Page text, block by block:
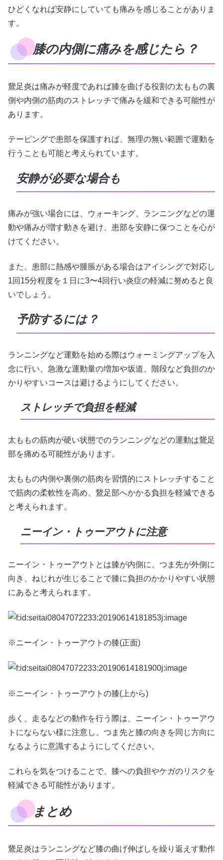
ひどくなれば安静にしていても痛みを感じることがありま
す。
膝の内側に痛みを感じたら？
鵞足炎は痛みが軽度であれば膝を曲げる役割の太ももの裏
側や内側の筋肉のストレッチで痛みを緩和できる可能性が
あります。
テーピングで患部を保護すれば、無理の無い範囲で運動を
行うことも可能と考えられています。
安静が必要な場合も
痛みが強い場合には、ウォーキング、ランニングなどの運
動や痛みが増す動きを避け、患部を安静に保つことを心が
けてください。
また、患部に熱感や腫脹がある場合はアイシングで対応し
1回15分程度を１日に3〜4回行い炎症の軽減に努めると良
いでしょう。
予防するには？
ランニングなど運動を始める際はウォーミングアップを入
念に行い、急激な運動量の増加や坂道、階段など負担のか
かりやすいコースは避けるようにしてください。
ストレッチで負担を軽減
太ももの筋肉が硬い状態でのランニングなどの運動は鵞足
部を痛める可能性があります。
太ももの内側や裏側の筋肉を習慣的にストレッチすること
で筋肉の柔軟性を高め、鵞足部へかかる負担を軽減できる
と考えられます。
ニーイン・トゥーアウトに注意
ニーイン・トゥーアウトとは膝が内側に、つま先が外側に
向き、ねじれが生じることで膝に負担のかかりやすい状態
にあると考えられます。
※ニーイン・トゥーアウトの膝(正面)
※ニーイン・トゥーアウトの膝(上から)
歩く、走るなどの動作を行う際は、ニーイン・トゥーアウ
トにならない様に注意し、つま先と膝の向きを同じ方向に
なるように意識するようにしてください。
これらを気をつけることで、膝への負担やケガのリスクを
軽減できる可能性があります。
まとめ
鵞足炎はランニングなど膝の曲げ伸ばしを繰り返えす動作